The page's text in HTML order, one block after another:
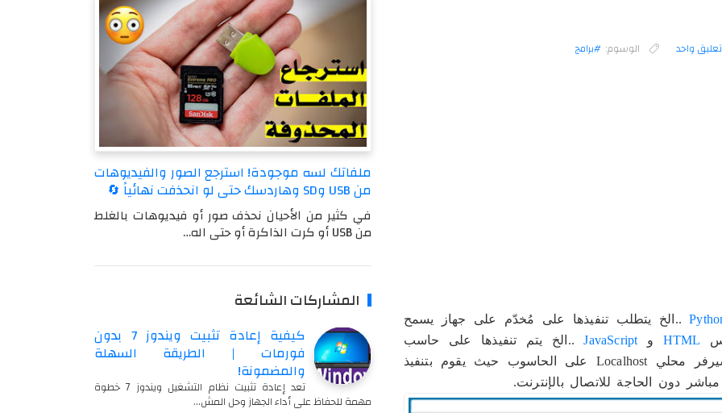
تعليق واحد الوسوم: #برامج
..الخ يتطلب تنفيذها على مُخدّم على جهاز يسمح
HTML وJavaScript..الخ يتم تنفيذها على حاسب
المستخدم، ومن هنا تأتي الحاجة الى إنشاء سيرفر محلي Localhost على الحاسوب حيث يقوم بتنفيذ
ملفاتك لسه موجودة! استرجع الصور والفيديوهات
من USB وSD وهاردسك حتى لو انحذفت نهائياً 🔄
في كثير من الأحيان نحذف صور أو فيديوهات بالغلط
من USB أو كرت الذاكرة أو حتى اله…
المشاركات الشائعة
كيفية إعادة تثبيت ويندوز 7 بدون
فورمات | الطريقة السهلة
والمضمونة!
تعد إعادة تثبيت نظام التشغيل ويندوز 7 خطوة
مهمة للحفاظ على أداء الجهاز وحل المش…